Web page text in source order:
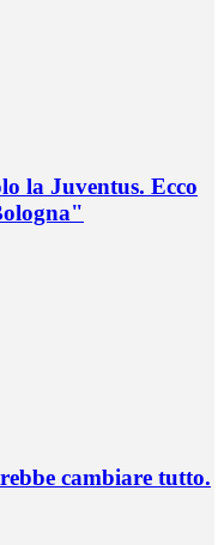
la Juventus. Ecco
cambiare tutto.